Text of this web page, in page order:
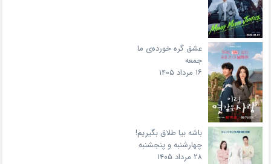
عشق گره خورده‌ی ما
جمعه
۱۶ مرداد ۱۴۰۵
باشه بیا طلاق بگیریم!
چهارشنبه و پنجشنبه
۲۸ مرداد ۱۴۰۵